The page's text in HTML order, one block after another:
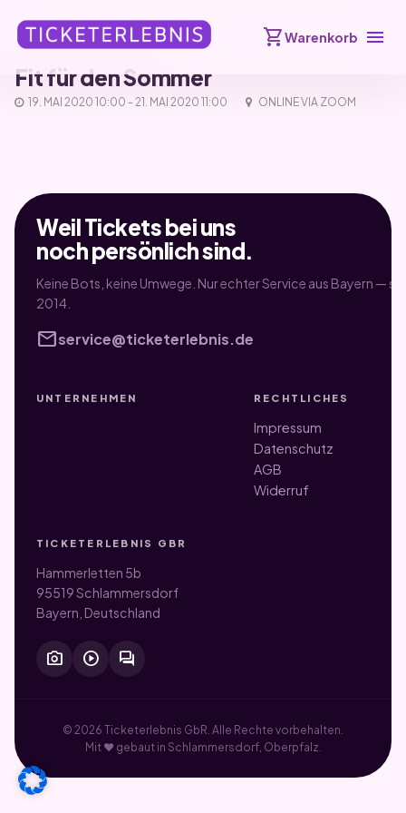
shopping_cartWarenkorb menu
Fit für den Sommer
19. MAI 2020 10:00 - 21. MAI 2020 11:00 ONLINE VIA ZOOM
Weil Tickets bei uns
noch persönlich sind.
Keine Bots, keine Umwege. Nur echter Service aus Bayern —
2014.
mailservice@ticketerlebnis.de
UNTERNEHMEN RECHTLICHES
Impressum
Datenschutz
AGB
Widerruf
TICKETERLEBNIS GBR
Hammerletten 5b
95519 Schlammersdorf
Bayern, Deutschland
photo_camera play_circle forum
© 2026 Ticketerlebnis GbR. Alle Rechte vorbehalten.
Mit ♥ gebaut in Schlammersdorf, Oberpfalz.